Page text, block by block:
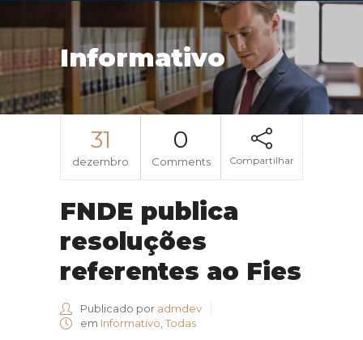
Informativo
31
dezembro
0
Comments Compartilhar
FNDE publica
resoluções
referentes ao Fies
Publicado por admdev
em Informativo Todas